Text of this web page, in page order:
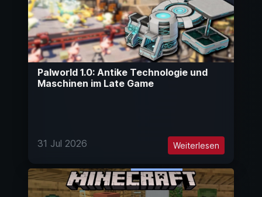
Palworld 1.0: Antike Technologie und
Maschinen im Late Game
31 Jul 2026 Weiterlesen